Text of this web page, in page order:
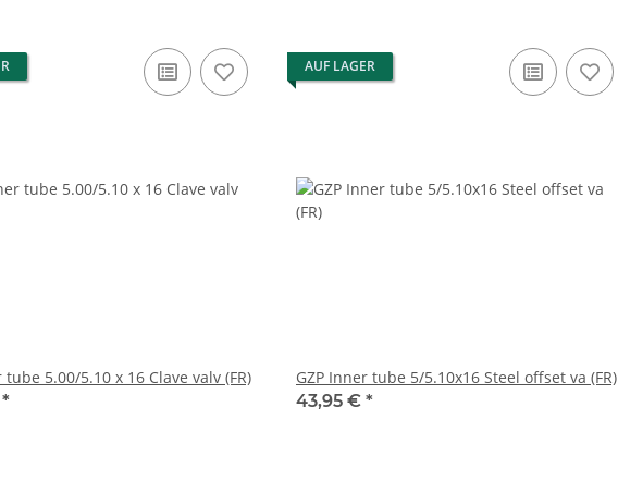
tube 5.00/5.10 x 16 Clave valv (FR)
*
AUF LAGER
GZP Inner tube 5/5.10x16 Steel offset va (FR)
43,95 € *